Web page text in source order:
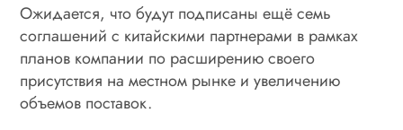
Ожидается, что будут подписаны ещё семь
соглашений с китайскими партнерами в рамках
планов компании по расширению своего
присутствия на местном рынке и увеличению
объемов поставок.